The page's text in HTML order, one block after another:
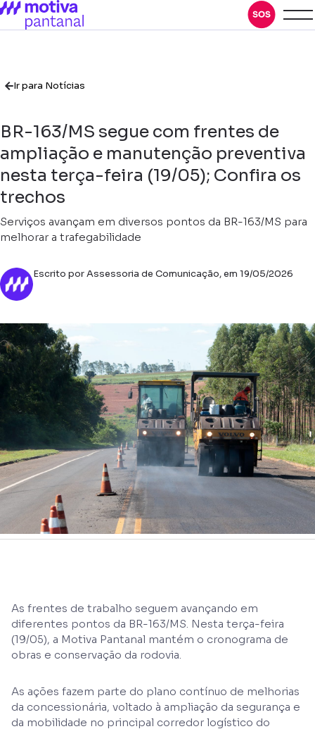
Ir para Notícias
BR-163/MS segue com frentes de
ampliação e manutenção preventiva
nesta terça-feira (19/05); Confira os
trechos
Serviços avançam em diversos pontos da BR-163/MS para
melhorar a trafegabilidade
Escrito por Assessoria de Comunicação, em 19/05/2026
As frentes de trabalho seguem avançando em
diferentes pontos da BR-163/MS. Nesta terça-feira
(19/05), a Motiva Pantanal mantém o cronograma de
obras e conservação da rodovia.
As ações fazem parte do plano contínuo de melhorias
da concessionária, voltado à ampliação da segurança e
da mobilidade no principal corredor logístico do